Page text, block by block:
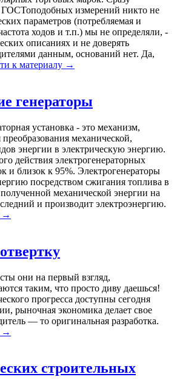
ГОСТоподобных измерений никто не
параметров (потребляемая и
ходов и т.п.) мы не определяли, -
описаниях и не доверять
данным, оснований нет. Да,
к материалу →
генераторы
установка - это механизм,
механической,
энергии в электрическую энергию.
действия электрогенераторных
и близок к 95%. Электрогенераторы
посредством сжигания топлива в
полученной механической энергии на
и производит электроэнергию.
→
они на первый взгляд,
таким, что просто диву даешься!
прогресса доступны сегодня
рыночная экономика делает свое
— то оригинальная разработка.
→
строительных